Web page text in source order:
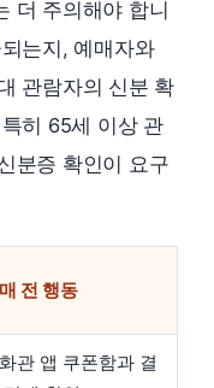
더 주의해야 합니
는지, 예매자와
관람자의 신분 확
히 65세 이상 관
분증 확인이 요구
전 행동
관 앱 쿠폰함과 결